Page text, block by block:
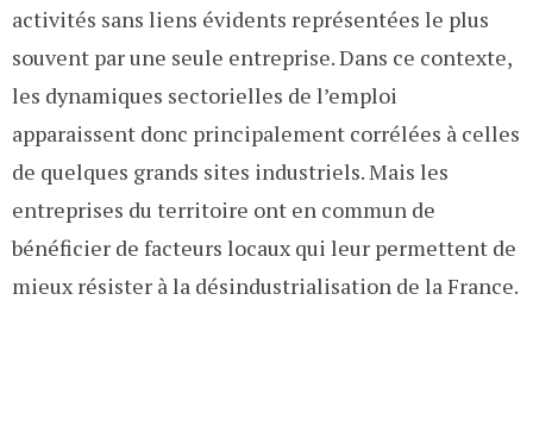
activités sans liens évidents représentées le plus
souvent par une seule entreprise. Dans ce contexte,
les dynamiques sectorielles de l’emploi
apparaissent donc principalement corrélées à celles
de quelques grands sites industriels. Mais les
entreprises du territoire ont en commun de
bénéficier de facteurs locaux qui leur permettent de
mieux résister à la désindustrialisation de la France.